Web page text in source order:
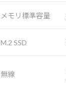
メモリ標準容量
M.2 SSD
無線